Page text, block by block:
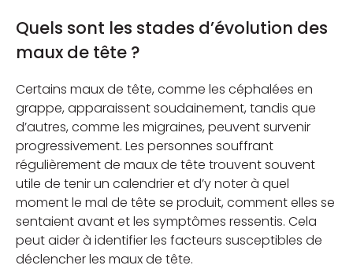
Quels sont les stades d’évolution des
maux de tête ?
Certains maux de tête, comme les céphalées en
grappe, apparaissent soudainement, tandis que
d’autres, comme les migraines, peuvent survenir
progressivement. Les personnes souffrant
régulièrement de maux de tête trouvent souvent
utile de tenir un calendrier et d’y noter à quel
moment le mal de tête se produit, comment elles se
sentaient avant et les symptômes ressentis. Cela
peut aider à identifier les facteurs susceptibles de
déclencher les maux de tête.